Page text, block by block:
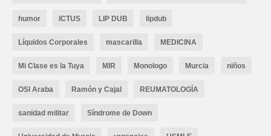
humor ICTUS LIP DUB lipdub
Líquidos Corporales mascarilla MEDICINA
Mi Clase es la Tuya MIR Monologo Murcia niños
OSI Araba Ramón y Cajal REUMATOLOGÍA
sanidad militar Síndrome de Down